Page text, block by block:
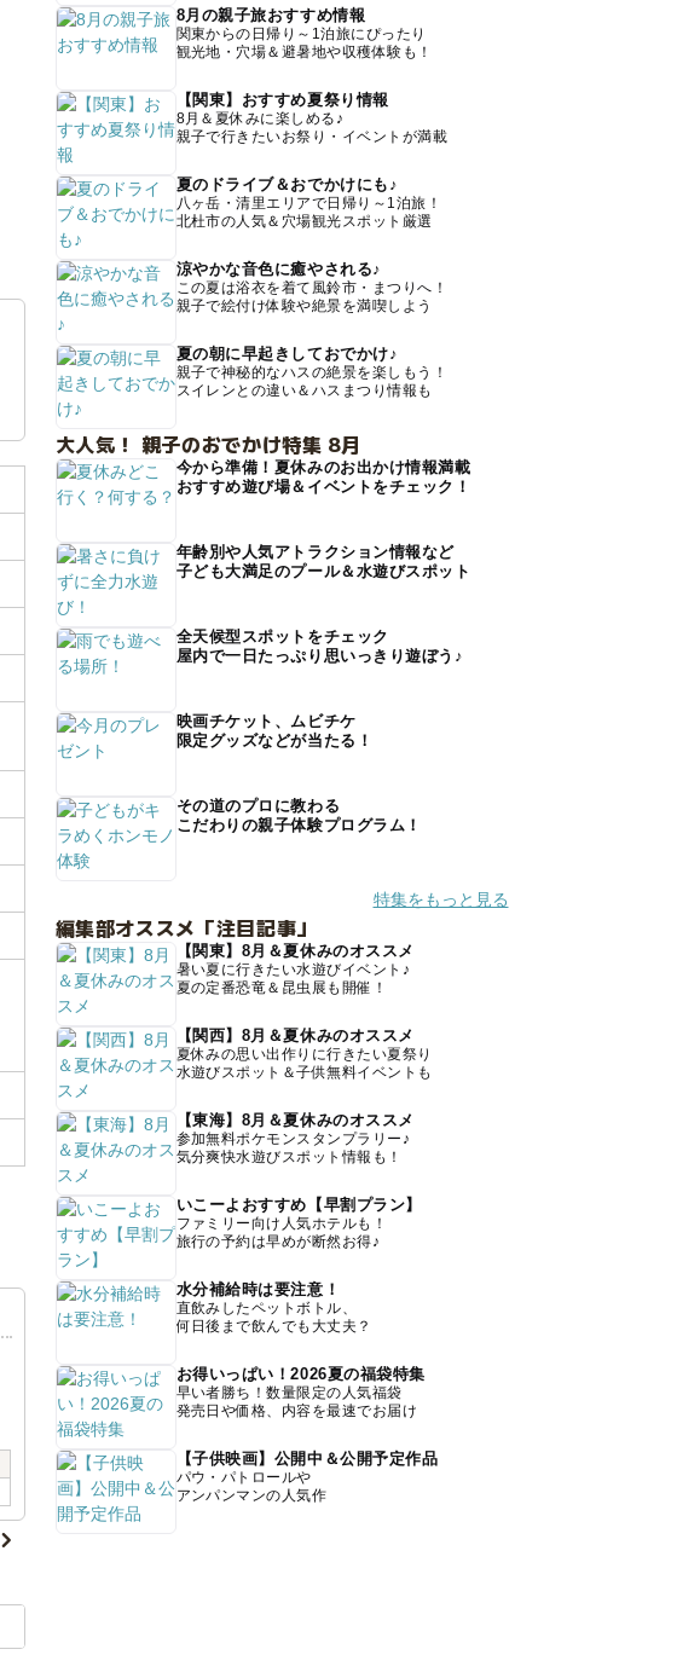
8月の親子旅おすすめ情報
関東からの日帰り～1泊旅にぴったり
観光地・穴場＆避暑地や収穫体験も！
【関東】おすすめ夏祭り情報
8月＆夏休みに楽しめる♪
親子で行きたいお祭り・イベントが満載
夏のドライブ＆おでかけにも♪
八ヶ岳・清里エリアで日帰り～1泊旅！
北杜市の人気＆穴場観光スポット厳選
涼やかな音色に癒やされる♪
この夏は浴衣を着て風鈴市・まつりへ！
親子で絵付け体験や絶景を満喫しよう
夏の朝に早起きしておでかけ♪
親子で神秘的なハスの絶景を楽しもう！
スイレンとの違い＆ハスまつり情報も
大人気！ 親子のおでかけ特集 8月
今から準備！夏休みのお出かけ情報満載
おすすめ遊び場＆イベントをチェック！
年齢別や人気アトラクション情報など
子ども大満足のプール＆水遊びスポット
全天候型スポットをチェック
屋内で一日たっぷり思いっきり遊ぼう♪
映画チケット、ムビチケ
限定グッズなどが当たる！
その道のプロに教わる
こだわりの親子体験プログラム！
特集をもっと見る
編集部オススメ「注目記事」
【関東】8月＆夏休みのオススメ
暑い夏に行きたい水遊びイベント♪
夏の定番恐竜＆昆虫展も開催！
【関西】8月＆夏休みのオススメ
夏休みの思い出作りに行きたい夏祭り
水遊びスポット＆子供無料イベントも
【東海】8月＆夏休みのオススメ
参加無料ポケモンスタンプラリー♪
気分爽快水遊びスポット情報も！
いこーよおすすめ【早割プラン】
ファミリー向け人気ホテルも！
旅行の予約は早めが断然お得♪
水分補給時は要注意！
直飲みしたペットボトル、
何日後まで飲んでも大丈夫？
お得いっぱい！2026夏の福袋特集
早い者勝ち！数量限定の人気福袋
発売日や価格、内容を最速でお届け
【子供映画】公開中＆公開予定作品
パウ・パトロールや
アンパンマンの人気作